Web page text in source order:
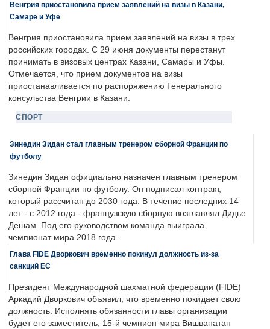
Венгрия приостановила прием заявлений на визы в Казани,
Самаре и Уфе
Венгрия приостановила прием заявлений на визы в трех
российских городах. С 29 июня документы перестанут
принимать в визовых центрах Казани, Самары и Уфы.
Отмечается, что прием документов на визы
приостанавливается по распоряжению Генерального
консульства Венгрии в Казани.
СПОРТ
Зинедин Зидан стал главным тренером сборной Франции по
футболу
Зинедин Зидан официально назначен главным тренером
сборной Франции по футболу. Он подписал контракт,
который рассчитан до 2030 года. В течение последних 14
лет - с 2012 года - французскую сборную возглавлял Дидье
Дешам. Под его руководством команда выиграла
чемпионат мира 2018 года.
Глава FIDE Дворкович временно покинул должность из-за
санкций ЕС
Президент Международной шахматной федерации (FIDE)
Аркадий Дворкович объявил, что временно покидает свою
должность. Исполнять обязанности главы организации
будет его заместитель, 15-й чемпион мира Вишванатан